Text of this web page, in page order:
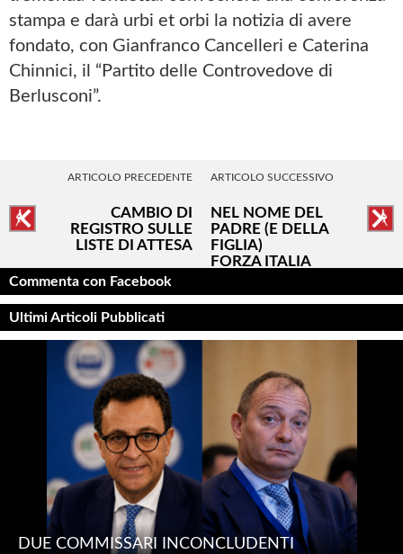
stampa e darà urbi et orbi la notizia di avere
fondato, con Gianfranco Cancelleri e Caterina
Chinnici, il “Partito delle Controvedove di
Berlusconi”.
ARTICOLO PRECEDENTE
CAMBIO DI
REGISTRO SULLE
LISTE DI ATTESA
ARTICOLO SUCCESSIVO
NEL NOME DEL
PADRE (E DELLA
FIGLIA)
FORZA ITALIA
MARINA
Commenta con Facebook
Ultimi Articoli Pubblicati
DUE COMMISSARI INCONCLUDENTI